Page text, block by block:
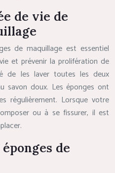
de vie de
de maquillage est essentiel
et prévenir la prolifération de
de les laver toutes les deux
savon doux. Les éponges ont
régulièrement. Lorsque votre
ou à se fissurer, il est
de